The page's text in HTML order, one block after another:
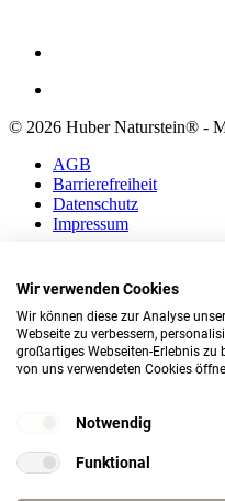
© 2026 Huber Naturstein® -
AGB
Barrierefreiheit
Datenschutz
Impressum
Barrierefreiheit
Datenschutz
Impressum
© 2026 Huber Naturstein®
Markt Schwaben bei München
Wir verwenden Cookies
Wir können diese zur Analyse
Webseite zu verbessern,
großartiges Webseiten-Erlebnis zu
von uns verwendeten Cookies
Notwendig
Funktional